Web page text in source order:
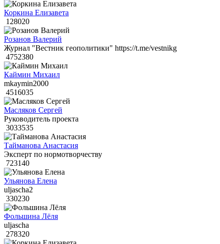
Коркина Елизавета
128020
Розанов Валерий
Журнал "Вестник геополитики" https://t.me/vestnikg
4752380
Каймин Михаил
mkaymin2000
4516035
Масляков Сергей
Руководитель проекта
3033535
Тайманова Анастасия
Эксперт по нормотворчеству
723140
Ульянова Елена
uljascha2
330230
Фольшина Лёля
uljascha
278320